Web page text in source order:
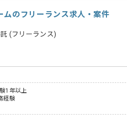
ムのフリーランス求人・案件
(フリーランス)
1年以上
経験